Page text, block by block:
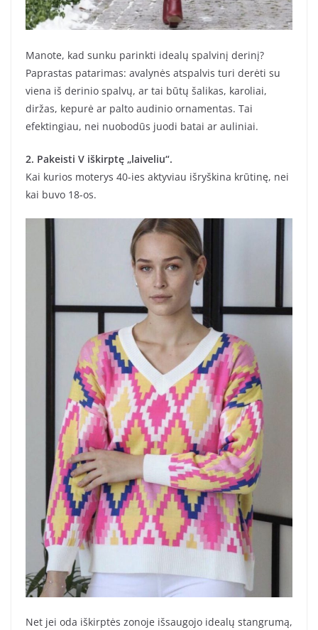
Manote, kad sunku parinkti idealų spalvinį derinį?
Paprastas patarimas: avalynės atspalvis turi derėti su
viena iš derinio spalvų, ar tai būtų šalikas, karoliai,
diržas, kepurė ar palto audinio ornamentas. Tai
efektingiau, nei nuobodūs juodi batai ar auliniai.
2. Pakeisti V iškirptę „laiveliu“.
Kai kurios moterys 40-ies aktyviau išryškina krūtinę, nei
kai buvo 18-os.
Net jei oda iškirptės zonoje išsaugojo idealų stangrumą,